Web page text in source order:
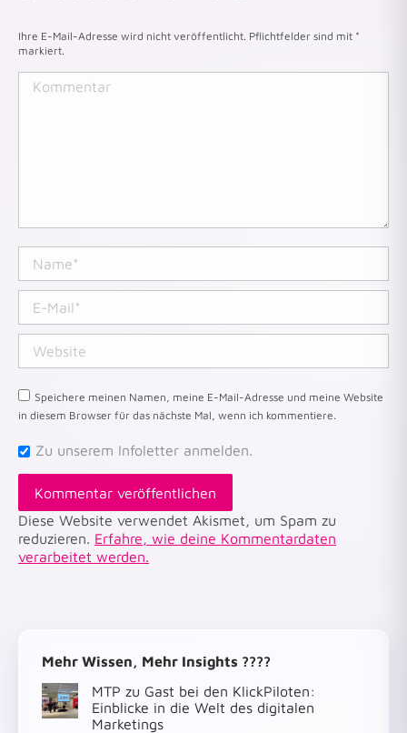
Ihre E-Mail-Adresse wird nicht veröffentlicht. Pflichtfelder sind mit *
markiert.
Kommentar
Name *
E-Mail *
Website
Speichere meinen Namen, meine E-Mail-Adresse und meine Website
in diesem Browser für das nächste Mal, wenn ich kommentiere.
Zu unserem Infoletter anmelden.
Kommentar veröffentlichen
Diese Website verwendet Akismet, um Spam zu
reduzieren. Erfahre, wie deine Kommentardaten
verarbeitet werden.
Mehr Wissen, Mehr Insights ????
MTP zu Gast bei den KlickPiloten:
Einblicke in die Welt des digitalen
Marketings